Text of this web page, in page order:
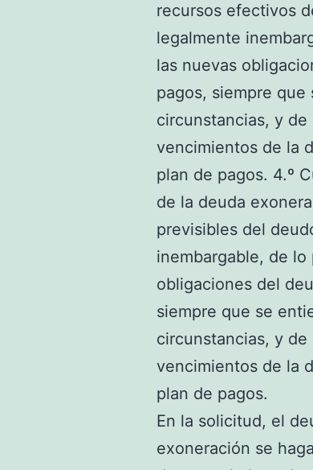
recursos efectivos
legalmente
las nuevas
pagos, siempre
circunstancias, y
vencimientos de la
plan de pagos. 4.º
de la deuda
previsibles del
inembargable, de
obligaciones del
siempre que se
circunstancias, y
vencimientos de la
plan de pagos.
En la solicitud, el
exoneración se